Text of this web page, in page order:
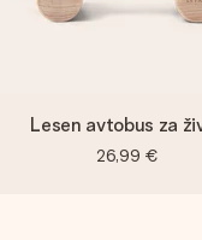
Lesen avtobus za
26,99 €